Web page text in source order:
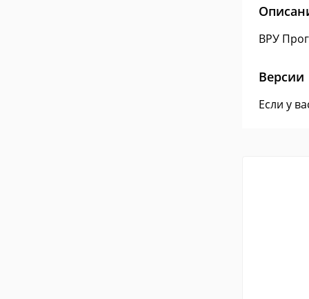
ВРУ
Версии
Если у